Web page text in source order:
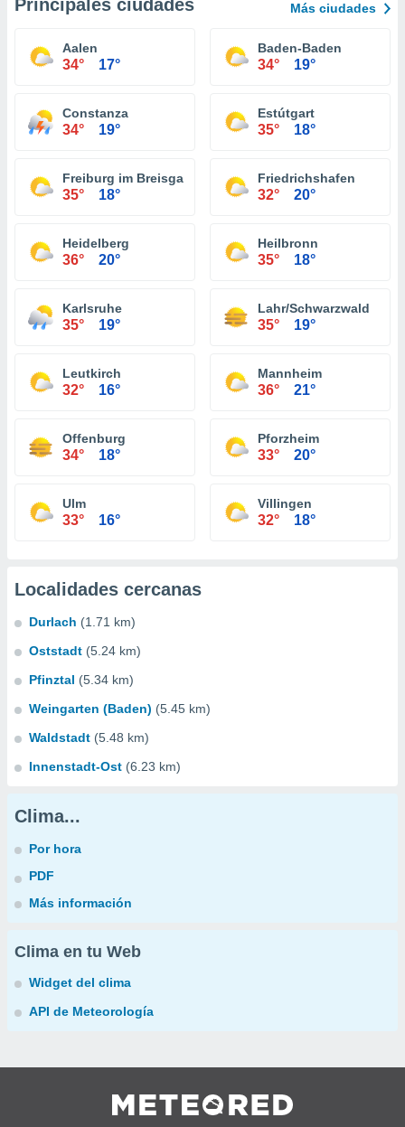
Principales ciudades Más ciudades
Aalen
34° 17°
Baden-Baden
34° 19°
Constanza
34° 19°
Estútgart
35° 18°
Freiburg im Breisgau
35° 18°
Friedrichshafen
32° 20°
Heidelberg
36° 20°
Heilbronn
35° 18°
Karlsruhe
35° 19°
Lahr/Schwarzwald
35° 19°
Leutkirch
32° 16°
Mannheim
36° 21°
Offenburg
34° 18°
Pforzheim
33° 20°
Ulm
33° 16°
Villingen
32° 18°
Localidades cercanas
Durlach (1.71 km)
Oststadt (5.24 km)
Pfinztal (5.34 km)
Weingarten (Baden) (5.45 km)
Waldstadt (5.48 km)
Innenstadt-Ost (6.23 km)
Clima...
Por hora
PDF
Más información
Clima en tu Web
Widget del clima
API de Meteorología